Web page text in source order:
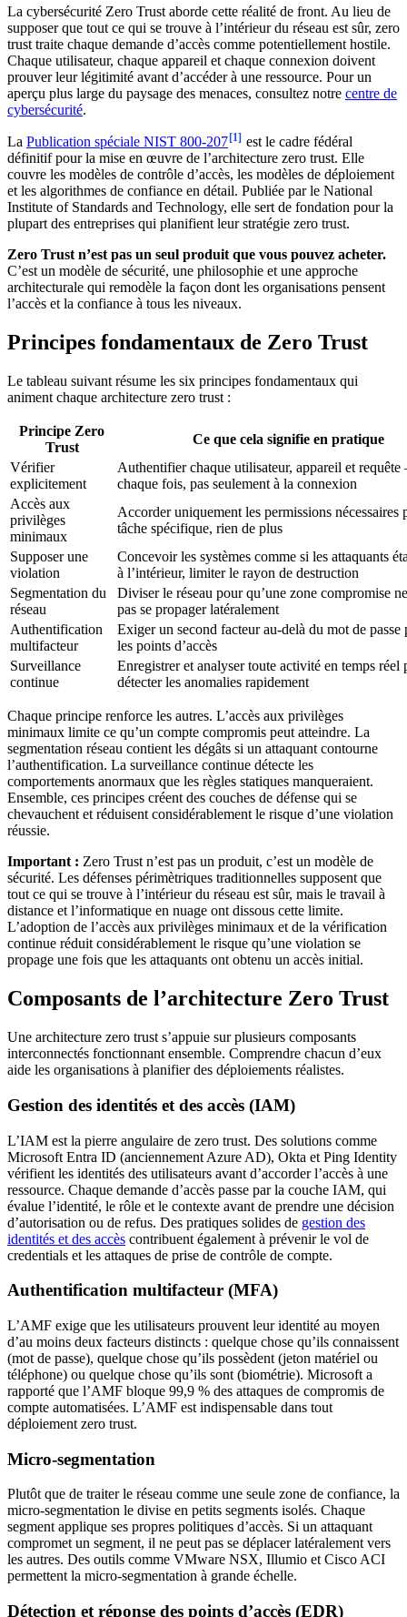
La cybersécurité Zero Trust aborde cette réalité de front. Au lieu de
supposer que tout ce qui se trouve à l’intérieur du réseau est sûr, zero
trust traite chaque demande d’accès comme potentiellement hostile.
Chaque utilisateur, chaque appareil et chaque connexion doivent
prouver leur légitimité avant d’accéder à une ressource. Pour un
aperçu plus large du paysage des menaces, consultez notre centre de
cybersécurité.
La Publication spéciale NIST 800-207 [1] est le cadre fédéral
définitif pour la mise en œuvre de l’architecture zero trust. Elle
couvre les modèles de contrôle d’accès, les modèles de déploiement
et les algorithmes de confiance en détail. Publiée par le National
Institute of Standards and Technology, elle sert de fondation pour la
plupart des entreprises qui planifient leur stratégie zero trust.
Zero Trust n’est pas un seul produit que vous pouvez acheter.
C’est un modèle de sécurité, une philosophie et une approche
architecturale qui remodèle la façon dont les organisations pensent
l’accès et la confiance à tous les niveaux.
Principes fondamentaux de Zero Trust
Le tableau suivant résume les six principes fondamentaux qui
animent chaque architecture zero trust :
Principe Zero
Trust
Ce que cela signifie en pratique
Vérifier
explicitement
Authentifier chaque utilisateur, appareil et
chaque fois, pas seulement à la connexion
Accès aux
privilèges
minimaux
Accorder uniquement les permissions nécessaires
tâche spécifique, rien de plus
Supposer une
violation
Concevoir les systèmes comme si les attaquants
à l’intérieur, limiter le rayon de destruction
Segmentation du
réseau
Diviser le réseau pour qu’une zone compromise
pas se propager latéralement
Authentification
multifacteur
Exiger un second facteur au-delà du mot de passe
les points d’accès
Surveillance
continue
Enregistrer et analyser toute activité en temps réel
détecter les anomalies rapidement
Chaque principe renforce les autres. L’accès aux privilèges
minimaux limite ce qu’un compte compromis peut atteindre. La
segmentation réseau contient les dégâts si un attaquant contourne
l’authentification. La surveillance continue détecte les
comportements anormaux que les règles statiques manqueraient.
Ensemble, ces principes créent des couches de défense qui se
chevauchent et réduisent considérablement le risque d’une violation
réussie.
Important : Zero Trust n’est pas un produit, c’est un modèle de
sécurité. Les défenses périmètriques traditionnelles supposent que
tout ce qui se trouve à l’intérieur du réseau est sûr, mais le travail à
distance et l’informatique en nuage ont dissous cette limite.
L’adoption de l’accès aux privilèges minimaux et de la vérification
continue réduit considérablement le risque qu’une violation se
propage une fois que les attaquants ont obtenu un accès initial.
Composants de l’architecture Zero Trust
Une architecture zero trust s’appuie sur plusieurs composants
interconnectés fonctionnant ensemble. Comprendre chacun d’eux
aide les organisations à planifier des déploiements réalistes.
Gestion des identités et des accès (IAM)
L’IAM est la pierre angulaire de zero trust. Des solutions comme
Microsoft Entra ID (anciennement Azure AD), Okta et Ping Identity
vérifient les identités des utilisateurs avant d’accorder l’accès à une
ressource. Chaque demande d’accès passe par la couche IAM, qui
évalue l’identité, le rôle et le contexte avant de prendre une décision
d’autorisation ou de refus. Des pratiques solides de gestion des
identités et des accès contribuent également à prévenir le vol de
credentials et les attaques de prise de contrôle de compte.
Authentification multifacteur (MFA)
L’AMF exige que les utilisateurs prouvent leur identité au moyen
d’au moins deux facteurs distincts : quelque chose qu’ils connaissent
(mot de passe), quelque chose qu’ils possèdent (jeton matériel ou
téléphone) ou quelque chose qu’ils sont (biométrie). Microsoft a
rapporté que l’AMF bloque 99,9 % des attaques de compromis de
compte automatisées. L’AMF est indispensable dans tout
déploiement zero trust.
Micro-segmentation
Plutôt que de traiter le réseau comme une seule zone de confiance, la
micro-segmentation le divise en petits segments isolés. Chaque
segment applique ses propres politiques d’accès. Si un attaquant
compromet un segment, il ne peut pas se déplacer latéralement vers
les autres. Des outils comme VMware NSX, Illumio et Cisco ACI
permettent la micro-segmentation à grande échelle.
Détection et réponse des points d’accès (EDR)